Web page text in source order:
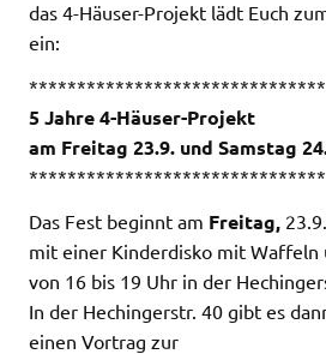
das 4-Häuser-Projekt lädt Euch
ein:
5 Jahre 4-Häuser-Projekt
am Freitag 23.9. und Samstag
Das Fest beginnt am Freitag,
mit einer Kinderdisko mit Waffeln
von 16 bis 19 Uhr in der
In der Hechingerstr. 40 gibt es
einen Vortrag zur